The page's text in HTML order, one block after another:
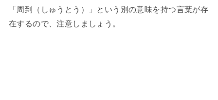
「周到（しゅうとう）」という別の意味を持つ言葉が存
在するので、注意しましょう。